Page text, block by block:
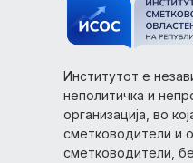
Институтот е
неполитичка и
организација, во
сметководители и
сметководители,